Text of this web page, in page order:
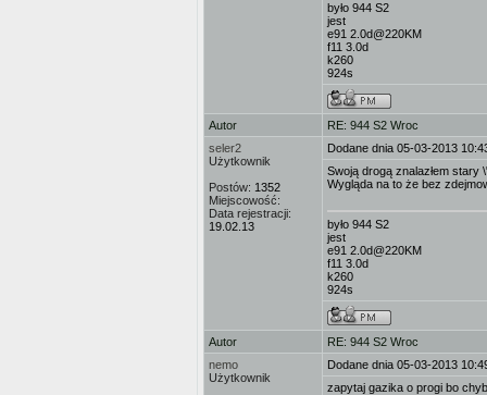
było 944 S2
jest
e91 2.0d@220KM
f11 3.0d
k260
924s
Autor
RE: 944 S2 Wroc
seler2
Użytkownik
Postów: 1352
Miejscowość:
Data rejestracji:
19.02.13
Dodane dnia 05-03-2013
Swoją drogą znalazłem
Wygląda na to że bez
było 944 S2
jest
e91 2.0d@220KM
f11 3.0d
k260
924s
Autor
RE: 944 S2 Wroc
nemo
Użytkownik
Dodane dnia 05-03-2013
zapytaj gazika o progi bo